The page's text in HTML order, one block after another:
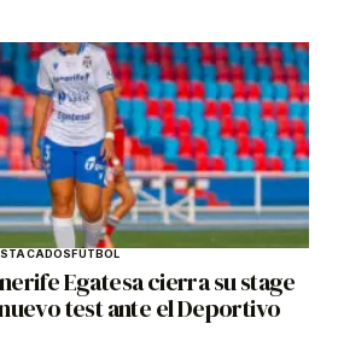
FÚTBOL
Egatesa cierra su stage
test ante el Deportivo